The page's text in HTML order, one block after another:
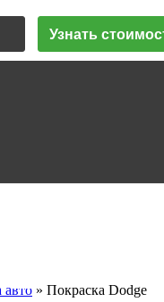
Узнать
авто » Покраска Dodge